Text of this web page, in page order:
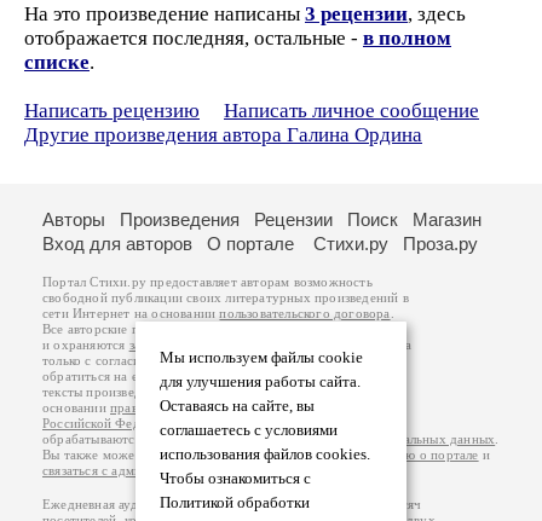
На это произведение написаны 3 рецензии, здесь
отображается последняя, остальные - в полном
списке.
Написать рецензию
Написать личное сообщение
Другие произведения автора Галина Ордина
Мы используем файлы cookie
для улучшения работы сайта.
Оставаясь на сайте, вы
соглашаетесь с условиями
использования файлов cookies.
Чтобы ознакомиться с
Политикой обработки
Авторы Произведения Рецензии Поиск
Магазин
Вход для авторов
О портале Стихи.ру Проза.ру
Портал Стихи.ру предоставляет авторам возможность
свободной публикации своих литературных произведений в
сети Интернет на основаниипользовательского договора
Все авторские права на произведения принадлежат авторам
и охраняются законом
. Перепечатка произведений возможна
только с согласия его автора, к которому вы можете
обратиться на его авторской странице. Ответственность за
тексты произведений авторы несут самостоятельно на
основанииправил публикацииизаконодательства
Российской Федерации
обрабатываются на основанииПолитики обработки персональных данных
Вы также можете посмотреть более подробнуюинформацию о портале и
связаться с администрацией
Ежедневная аудитория портала Стихи.ру – порядка 200 тысяч